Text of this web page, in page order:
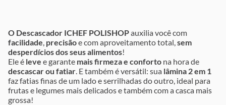
O Descascador ICHEF POLISHOPauxilia você com
facilidade, precisãoe com aproveitamento total,sem
desperdícios dos seus alimentos!
Ele é leve e garante mais firmeza e conforto na hora de
descascar ou fatiar. E também é versátil: sua lâmina 2 em 1
faz fatias finas de um lado e serrilhadas do outro, ideal para
frutas e legumes mais delicados e também com a casca mais
grossa!